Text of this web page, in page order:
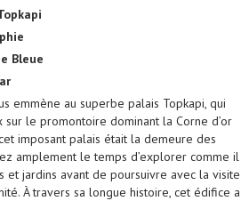
Bleue
emmène au superbe palais Topkapi, qui
le promontoire dominant la Corne d’or
imposant palais était la demeure des
amplement le temps d’explorer comme il
et jardins avant de poursuivre avec la visite
À travers sa longue histoire, cet édifice a